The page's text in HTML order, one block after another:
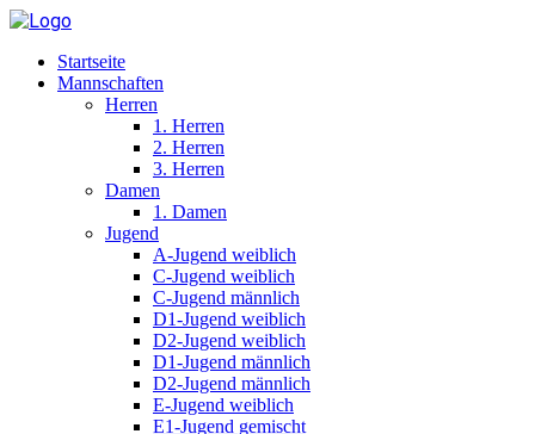
Startseite
Mannschaften
Herren
1. Herren
2. Herren
3. Herren
Damen
1. Damen
Jugend
A-Jugend weiblich
C-Jugend weiblich
C-Jugend männlich
D1-Jugend weiblich
D2-Jugend weiblich
D1-Jugend männlich
D2-Jugend männlich
E-Jugend weiblich
E1-Jugend gemischt